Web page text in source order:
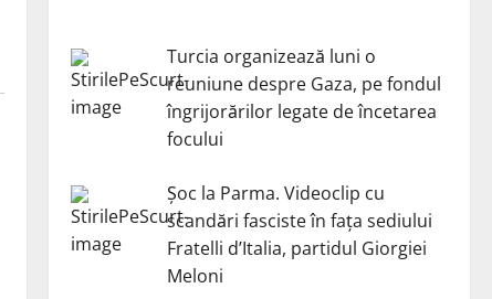
Turcia organizează luni o
reuniune despre Gaza, pe fondul
îngrijorărilor legate de încetarea
focului
Șoc la Parma. Videoclip cu
scandări fasciste în fața sediului
Fratelli d’Italia, partidul Giorgiei
Meloni